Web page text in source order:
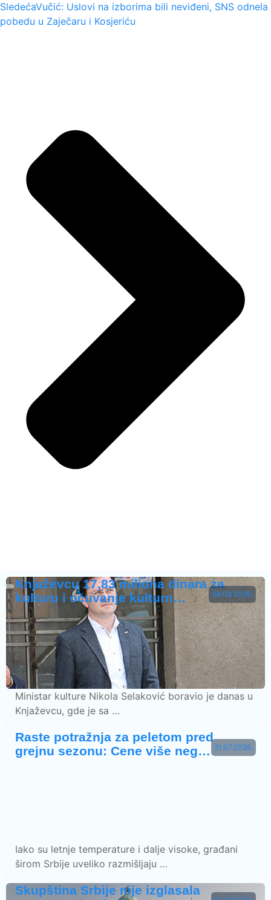
SledećaVučić: Uslovi na izborima bili neviđeni, SNS odnela
pobedu u Zaječaru i Kosjeriću
09.08.2026.
Knjaževcu 17,83 miliona dinara za
kulturu i očuvanje kulturn…
Ministar kulture Nikola Selaković boravio je danas u
Knjaževcu, gde je sa …
31.07.2026.
Raste potražnja za peletom pred
grejnu sezonu: Cene više neg…
Iako su letnje temperature i dalje visoke, građani
širom Srbije uveliko razmišljaju …
Skupština Srbije nije izglasala